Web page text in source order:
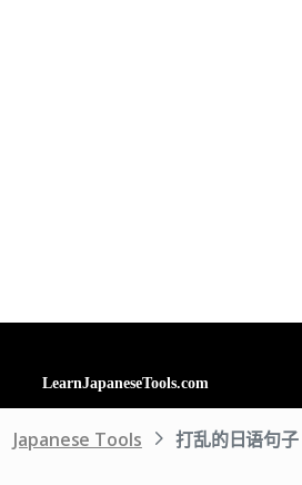
Japanese Tools 打乱的日语句子